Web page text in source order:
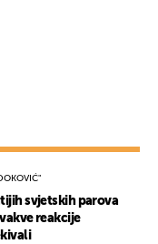
svjetskih parova
reakcije